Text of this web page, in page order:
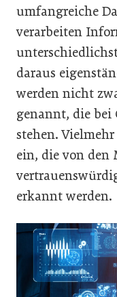
umfangreiche
verarbeiten
daraus
werden nicht
genannt, die bei
stehen.
ein, die von den
erkannt werden.